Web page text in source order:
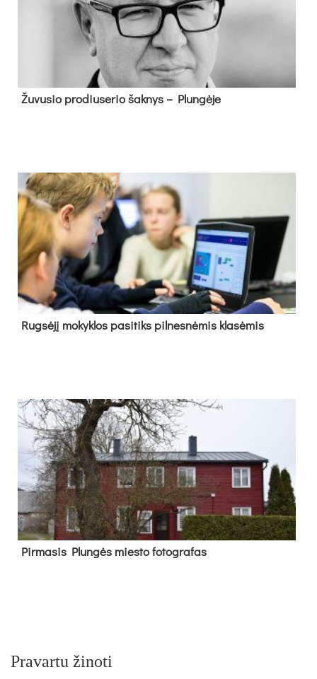
Žu­vu­sio pro­diu­se­rio šak­nys – Plun­gė­je
Rug­sė­jį mo­kyk­los pa­si­tiks pil­nes­nė­mis kla­sė­mis
Pir­ma­sis Plun­gės mies­to fo­tog­ra­fas
Pravartu žinoti